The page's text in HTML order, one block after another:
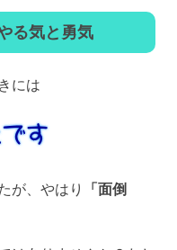
る気と勇気
には
が、やはり
「面倒